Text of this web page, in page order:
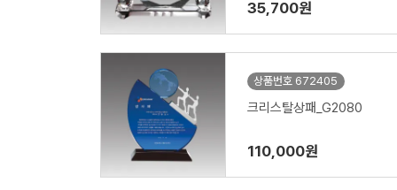
35,700원
상품번호 672405
크리스탈상패_G2080
110,000원